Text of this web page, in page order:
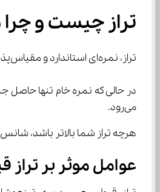
تراز چیست و
تراز، نمره‌ای استاندارد و مقیاس‌پذیر است که بر اساس عملکرد نسبی داوطلبان در آزمون محاسبه می‌شود.
می‌رود.
هرچه تراز شما بالاتر باشد،
عوامل موثر بر